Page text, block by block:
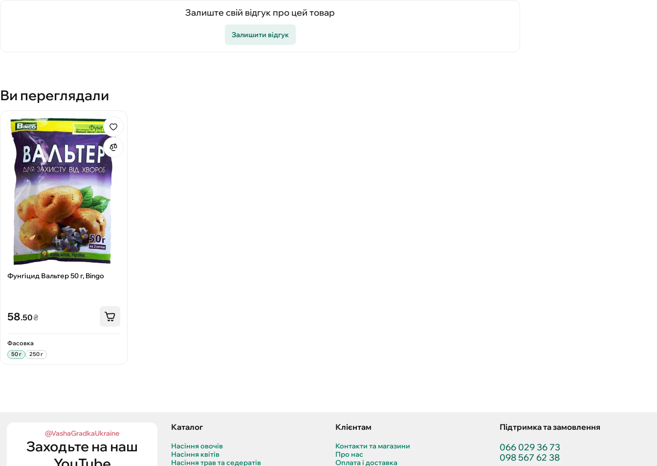
Залиште свій відгук про цей товар
Залишити відгук
Ви переглядали
Фунгіцид Вальтер 50 г, Bingo
58.50₴
Фасовка
50 г 250 г
@VashaGradkaUkraine
Заходьте на наш
Каталог
Насіння овочів
Насіння квітів
Насіння трав та седератів
Клієнтам
Контакти та магазини
Про нас
Оплата і доставка
Підтримка та замовлення
066 029 36 73
098 567 62 38